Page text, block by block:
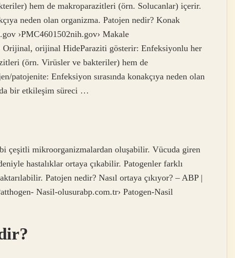
hem de makroparazitleri (örn. Solucanlar) içerir.
neden olan organizma. Patojen nedir? Konak
›PMC4601502nih.gov› Makale
orijinal HideParaziti gösterir: Enfeksiyonlu her
(örn. Virüsler ve bakteriler) hem de
patojenite: Enfeksiyon sırasında konakçıya neden olan
bir etkileşim süreci …
çeşitli mikroorganizmalardan oluşabilir. Vücuda giren
hastalıklar ortaya çıkabilir. Patogenler farklı
Patojen nedir? Nasıl ortaya çıkıyor? – ABP |
Nasil-olusurabp.com.tr› Patogen-Nasil